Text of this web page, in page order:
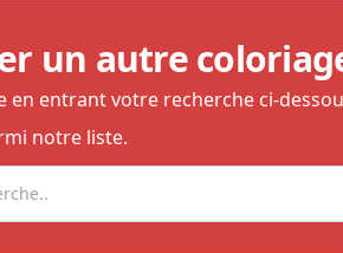
un autre
en entrant votre recherche ci-
notre liste.